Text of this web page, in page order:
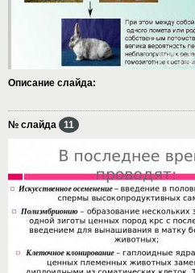
Описание слайда:
№ слайда 11